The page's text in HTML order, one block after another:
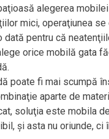
alegerea
mici, operaţiunea
dată pentru că
orice mobilă gata
poate fi mai scumpă
aparte de
soluţia este mobila
şi asta nu oriunde, ci